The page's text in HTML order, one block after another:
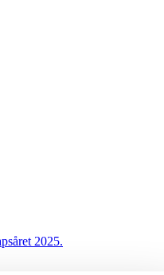
2025.